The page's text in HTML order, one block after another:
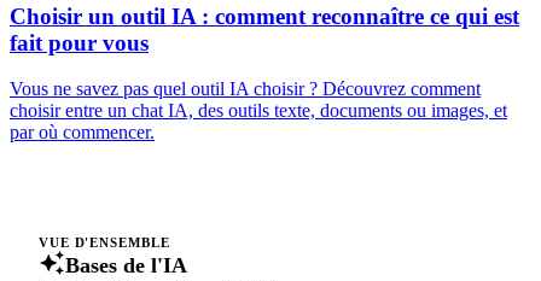
Choisir un outil IA : comment reconnaître ce qui est
fait pour vous
Vous ne savez pas quel outil IA choisir ? Découvrez comment
choisir entre un chat IA, des outils texte, documents ou images, et
par où commencer.
VUE D'ENSEMBLE
Bases de l'IA